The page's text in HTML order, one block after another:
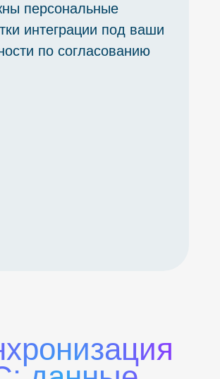
персональные
интеграции под ваши
по согласованию